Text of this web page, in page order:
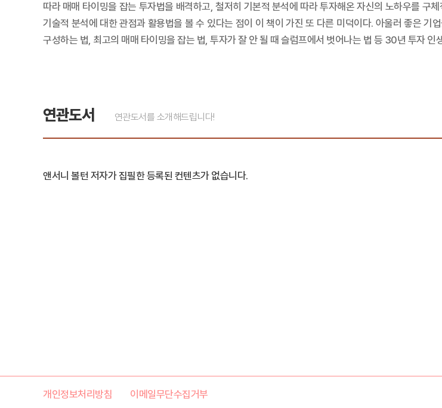
따라 매매 타이밍을 잡는 투자법을 배격하고, 철저히 기본적 분석에 따라 투자해온 자신의 노하우를 구
기술적 분석에 대한 관점과 활용법을 볼 수 있다는 점이 이 책이 가진 또 다른 미덕이다. 아울러 좋은
구성하는 법, 최고의 매매 타이밍을 잡는 법, 투자가 잘 안 될 때 슬럼프에서 벗어나는 법 등 30년 투자
연관도서 연관도서를 소개해드립니다!
앤서니 볼턴 저자가 집필한 등록된 컨텐츠가 없습니다.
개인정보처리방침 이메일무단수집거부